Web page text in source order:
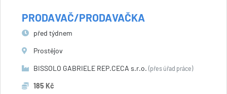
PRODAVAČ/PRODAVAČKA
před týdnem
Prostějov
BISSOLO GABRIELE REP.CECA s.r.o. (přes úřad práce)
185 Kč